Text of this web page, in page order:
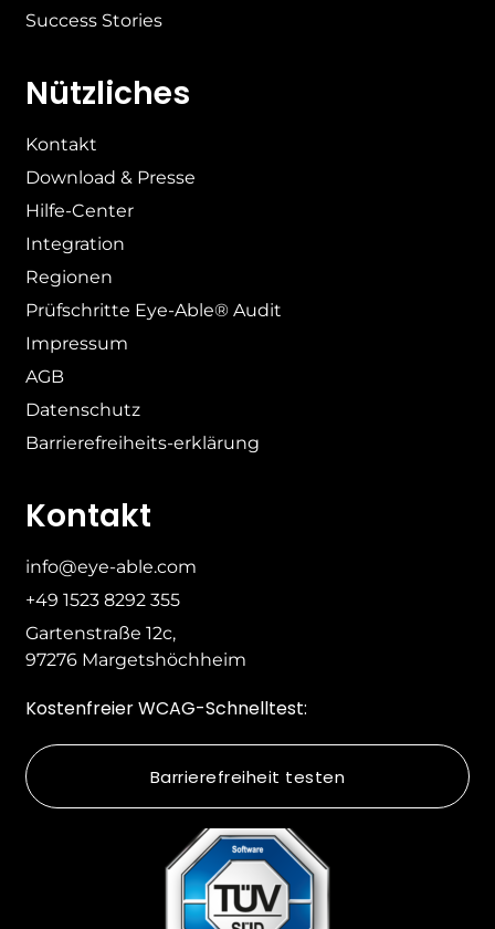
Success Stories
Nützliches
Kontakt
Download & Presse
Hilfe-Center
Integration
Regionen
Prüfschritte Eye-Able® Audit
Impressum
AGB
Datenschutz
Barrierefreiheits-erklärung
Kontakt
info@eye-able.com
+49 1523 8292 355
Gartenstraße 12c,
97276 Margetshöchheim
Kostenfreier WCAG-Schnelltest:
Barrierefreiheit testen